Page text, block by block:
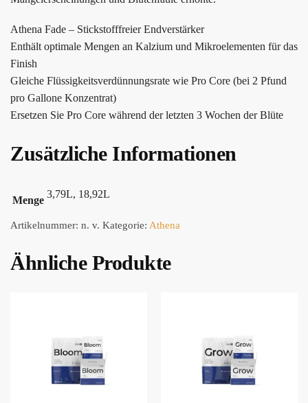
Athena Fade – Stickstofffreier Endverstärker
Enthält optimale Mengen an Kalzium und Mikroelementen für das
Finish
Gleiche Flüssigkeitsverdünnungsrate wie Pro Core (bei 2 Pfund
pro Gallone Konzentrat)
Ersetzen Sie Pro Core während der letzten 3 Wochen der Blüte
Zusätzliche Informationen
Menge
3,79L, 18,92L
Artikelnummer: n. v. Kategorie: Athena
Ähnliche Produkte